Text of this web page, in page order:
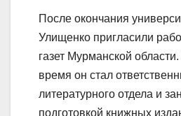
После окончания
Улищенко пригласили
газет Мурманской
время он стал
литературного отдела и
подготовкой книжных